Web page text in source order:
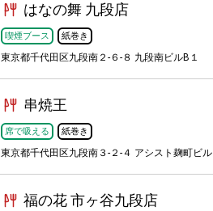
はなの舞 九段店
喫煙ブース 紙巻き
東京都千代田区九段南２-６-８ 九段南ビルB１
串焼王
席で吸える 紙巻き
東京都千代田区九段南３-２-４ アシスト麹町ビ
福の花 市ヶ谷九段店